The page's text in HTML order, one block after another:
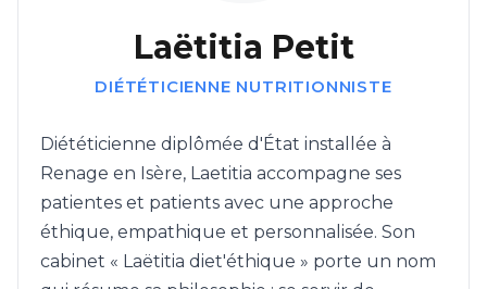
Laëtitia Petit
DIÉTÉTICIENNE NUTRITIONNISTE
Diététicienne diplômée d'État installée à
Renage en Isère, Laetitia accompagne ses
patientes et patients avec une approche
éthique, empathique et personnalisée. Son
cabinet « Laëtitia diet'éthique » porte un nom